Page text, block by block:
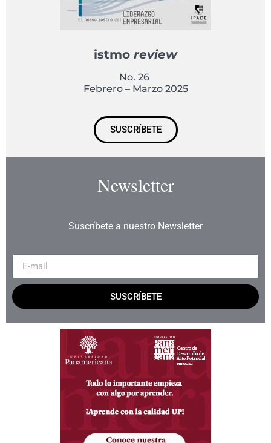
istmo review
No. 26
Febrero – Marzo 2025
SUSCRÍBETE
Newsletter
Suscríbete a nuestro Newsletter
SUSCRÍBETE